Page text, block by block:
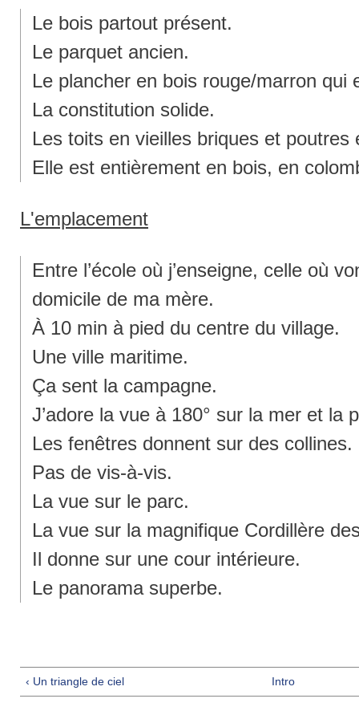
Le bois partout présent.
Le parquet ancien.
Le plancher en bois rouge/marron qui
La constitution solide.
Les toits en vieilles briques et poutres
Elle est entièrement en bois, en
L'emplacement
Entre l’école où j’enseigne, celle où
domicile de ma mère.
À 10 min à pied du centre du village.
Une ville maritime.
Ça sent la campagne.
J’adore la vue à 180° sur la mer et la
Les fenêtres donnent sur des collines.
Pas de vis-à-vis.
La vue sur le parc.
La vue sur la magnifique Cordillère
Il donne sur une cour intérieure.
Le panorama superbe.
‹ Un triangle de ciel Intro